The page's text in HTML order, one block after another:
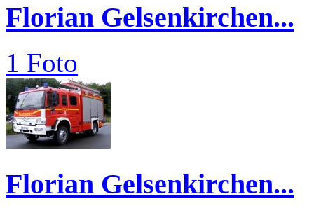
Florian Gelsenkirchen...
1 Foto
Florian Gelsenkirchen...